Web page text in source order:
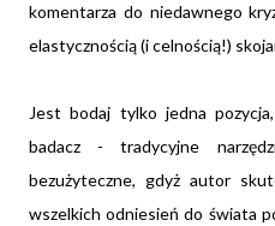
komentarza do niedawnego
elastycznością (i celnością!)
Jest bodaj tylko jedna
badacz - tradycyjne
bezużyteczne, gdyż autor
wszelkich odniesień do świata